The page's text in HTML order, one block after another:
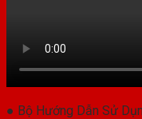
● Bộ Hướng Dẫn Sử